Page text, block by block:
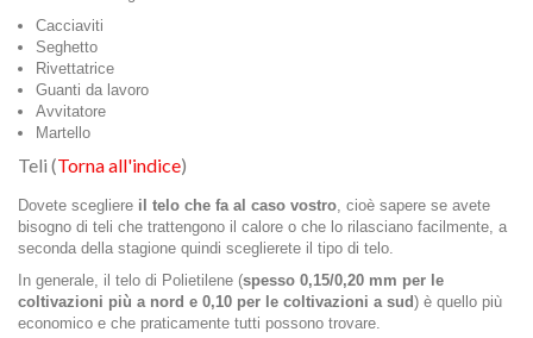
Cacciaviti
Seghetto
Rivettatrice
Guanti da lavoro
Avvitatore
Martello
Teli (Torna all'indice)
Dovete scegliere il telo che fa al caso vostro, cioè sapere se avete
bisogno di teli che trattengono il calore o che lo rilasciano facilmente, a
seconda della stagione quindi sceglierete il tipo di telo.
In generale, il telo di Polietilene (spesso 0,15/0,20 mm per le
coltivazioni più a nord e 0,10 per le coltivazioni a sud) è quello più
economico e che praticamente tutti possono trovare.